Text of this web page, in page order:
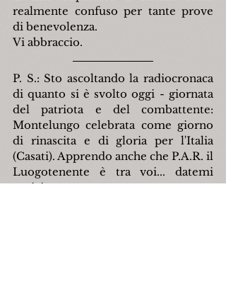
realmente confuso per tante prove
di benevolenza.
Vi abbraccio.
P. S.: Sto ascoltando la radiocronaca
di quanto si è svolto oggi - giornata
del patriota e del combattente:
Montelungo celebrata come giorno
di rinascita e di gloria per l'Italia
(Casati). Apprendo anche che P.A.R. il
Luogotenente è tra voi... datemi
notizie...